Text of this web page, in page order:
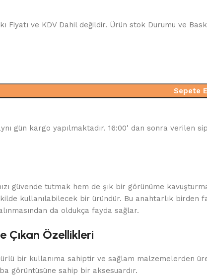
Fiyatı ve KDV Dahil değildir. Ürün stok Durumu ve
Sepete
gün kargo yapılmaktadır. 16:00' dan sonra verilen
güvende tutmak hem de şık bir görünüme
kullanılabilecek bir üründür. Bu anahtarlık
da oldukça fayda sağlar.
Çıkan Özellikleri
bir kullanıma sahiptir ve sağlam malzemelerden
görüntüsüne sahip bir aksesuardır.